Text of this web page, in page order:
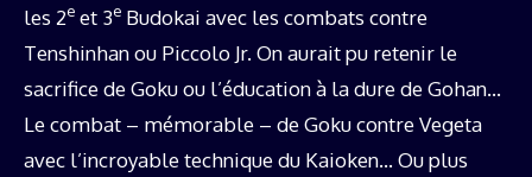
les 2e et 3e Budokai avec les combats contre
Tenshinhan ou Piccolo Jr. On aurait pu retenir le
sacrifice de Goku ou l’éducation à la dure de Gohan…
Le combat – mémorable – de Goku contre Vegeta
avec l’incroyable technique du Kaioken… Ou plus